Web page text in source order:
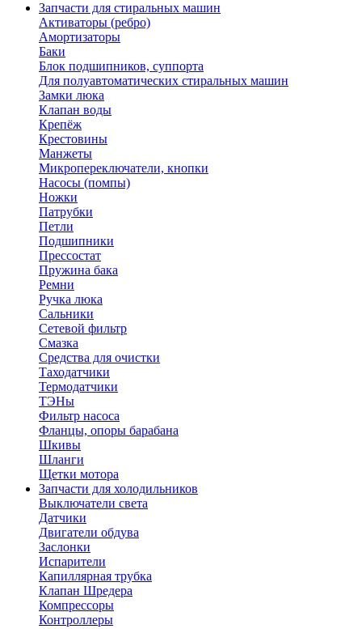
Запчасти для стиральных машин
Активаторы (ребро)
Амортизаторы
Баки
Блок подшипников, суппорта
Для полуавтоматических стиральных машин
Замки люка
Клапан воды
Крепёж
Крестовины
Манжеты
Микропереключатели, кнопки
Насосы (помпы)
Ножки
Патрубки
Петли
Подшипники
Прессостат
Пружина бака
Ремни
Ручка люка
Сальники
Сетевой фильтр
Смазка
Средства для очистки
Таходатчики
Термодатчики
ТЭНы
Фильтр насоса
Фланцы, опоры барабана
Шкивы
Шланги
Щетки мотора
Запчасти для холодильников
Выключатели света
Датчики
Двигатели обдува
Заслонки
Испарители
Капиллярная трубка
Клапан Шредера
Компрессоры
Контроллеры